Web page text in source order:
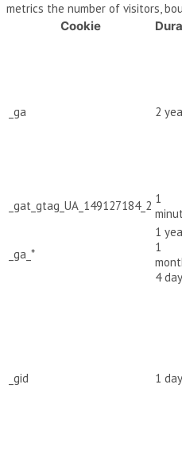
metrics the number of visitors,
Cookie
_ga 2
_gat_gtag_UA_149127184_2 1
_ga_*
1
1
4
_gid 1 day